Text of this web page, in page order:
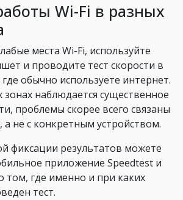
Wi-Fi в разных
места Wi-Fi, используйте
и проводите тест скорости в
обычно используете интернет.
зонах наблюдается существенное
проблемы скорее всего связаны
а не с конкретным устройством.
фиксации результатов можете
приложение Speedtest и
том, где именно и при каких
тест.